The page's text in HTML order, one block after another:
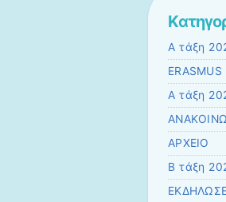
A τάξη
ERASMUS
Α τάξη
ΑΡΧΕΙΟ
Β τάξη